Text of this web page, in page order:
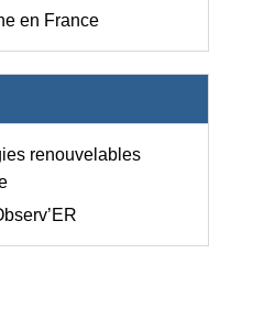
en France
renouvelables